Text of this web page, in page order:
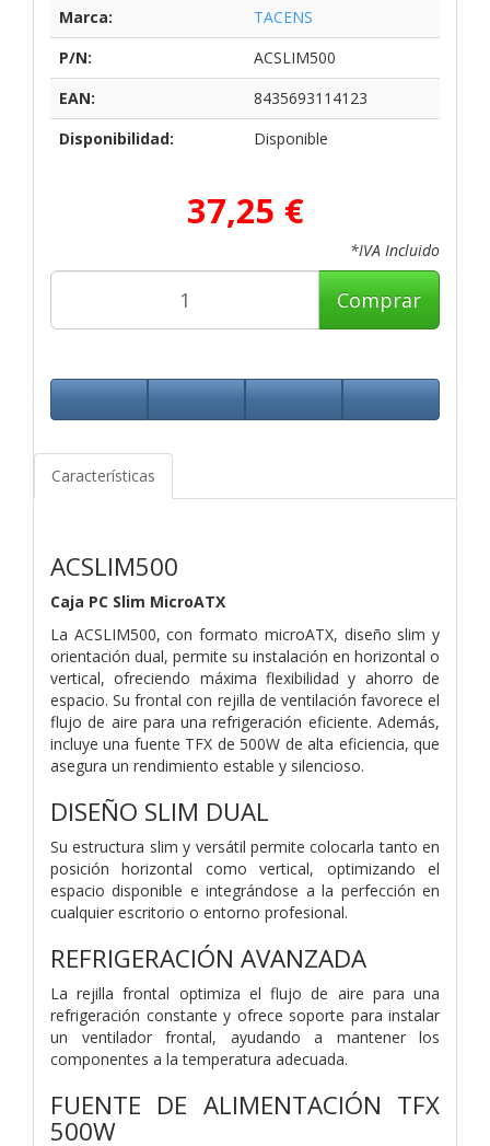
Marca:
TACENS
P/N:
ACSLIM500
EAN:
8435693114123
Disponibilidad:
Disponible
37,25 €
*IVA Incluido
Comprar
Características
ACSLIM500
Caja PC Slim MicroATX
La ACSLIM500, con formato microATX, diseño slim y
orientación dual, permite su instalación en horizontal o
vertical, ofreciendo máxima flexibilidad y ahorro de
espacio. Su frontal con rejilla de ventilación favorece el
flujo de aire para una refrigeración eficiente. Además,
incluye una fuente TFX de 500W de alta eficiencia, que
asegura un rendimiento estable y silencioso.
DISEÑO SLIM DUAL
Su estructura slim y versátil permite colocarla tanto en
posición horizontal como vertical, optimizando el
espacio disponible e integrándose a la perfección en
cualquier escritorio o entorno profesional.
REFRIGERACIÓN AVANZADA
La rejilla frontal optimiza el flujo de aire para una
refrigeración constante y ofrece soporte para instalar
un ventilador frontal, ayudando a mantener los
componentes a la temperatura adecuada.
FUENTE DE ALIMENTACIÓN TFX
500W